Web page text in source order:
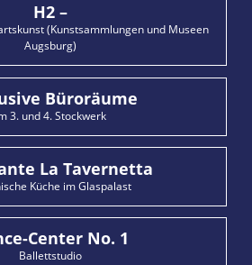
H2 –
(Kunstsammlungen und Museen
Augsburg)
Büroräume
3. und 4. Stockwerk
La Tavernetta
Küche im Glaspalast
Center No. 1
Ballettstudio